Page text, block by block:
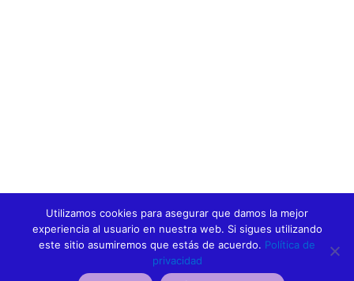
Fuente: Sigfox
ANTERIOR SIGUIENTE
Utilizamos cookies para asegurar que damos la mejor
experiencia al usuario en nuestra web. Si sigues utilizando
este sitio asumiremos que estás de acuerdo. Política de
privacidad